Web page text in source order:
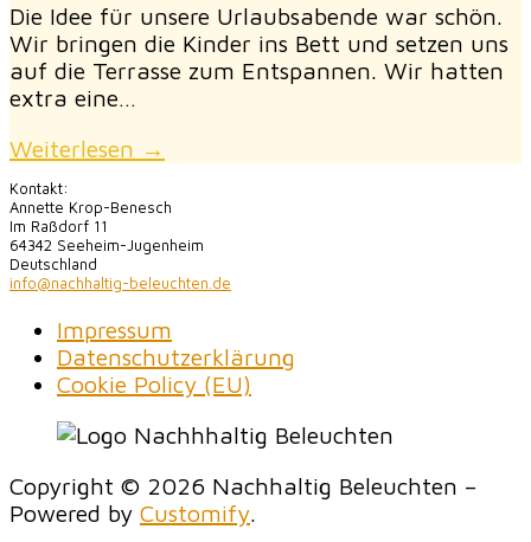
Die Idee für unsere Urlaubsabende war schön.
Wir bringen die Kinder ins Bett und setzen uns
auf die Terrasse zum Entspannen. Wir hatten
extra eine…
Weiterlesen →
Kontakt:
Annette Krop-Benesch
Im Raßdorf 11
64342 Seeheim-Jugenheim
Deutschland
info@nachhaltig-beleuchten.de
Impressum
Datenschutzerklärung
Cookie Policy (EU)
Copyright © 2026 Nachhaltig Beleuchten –
Powered by Customify.